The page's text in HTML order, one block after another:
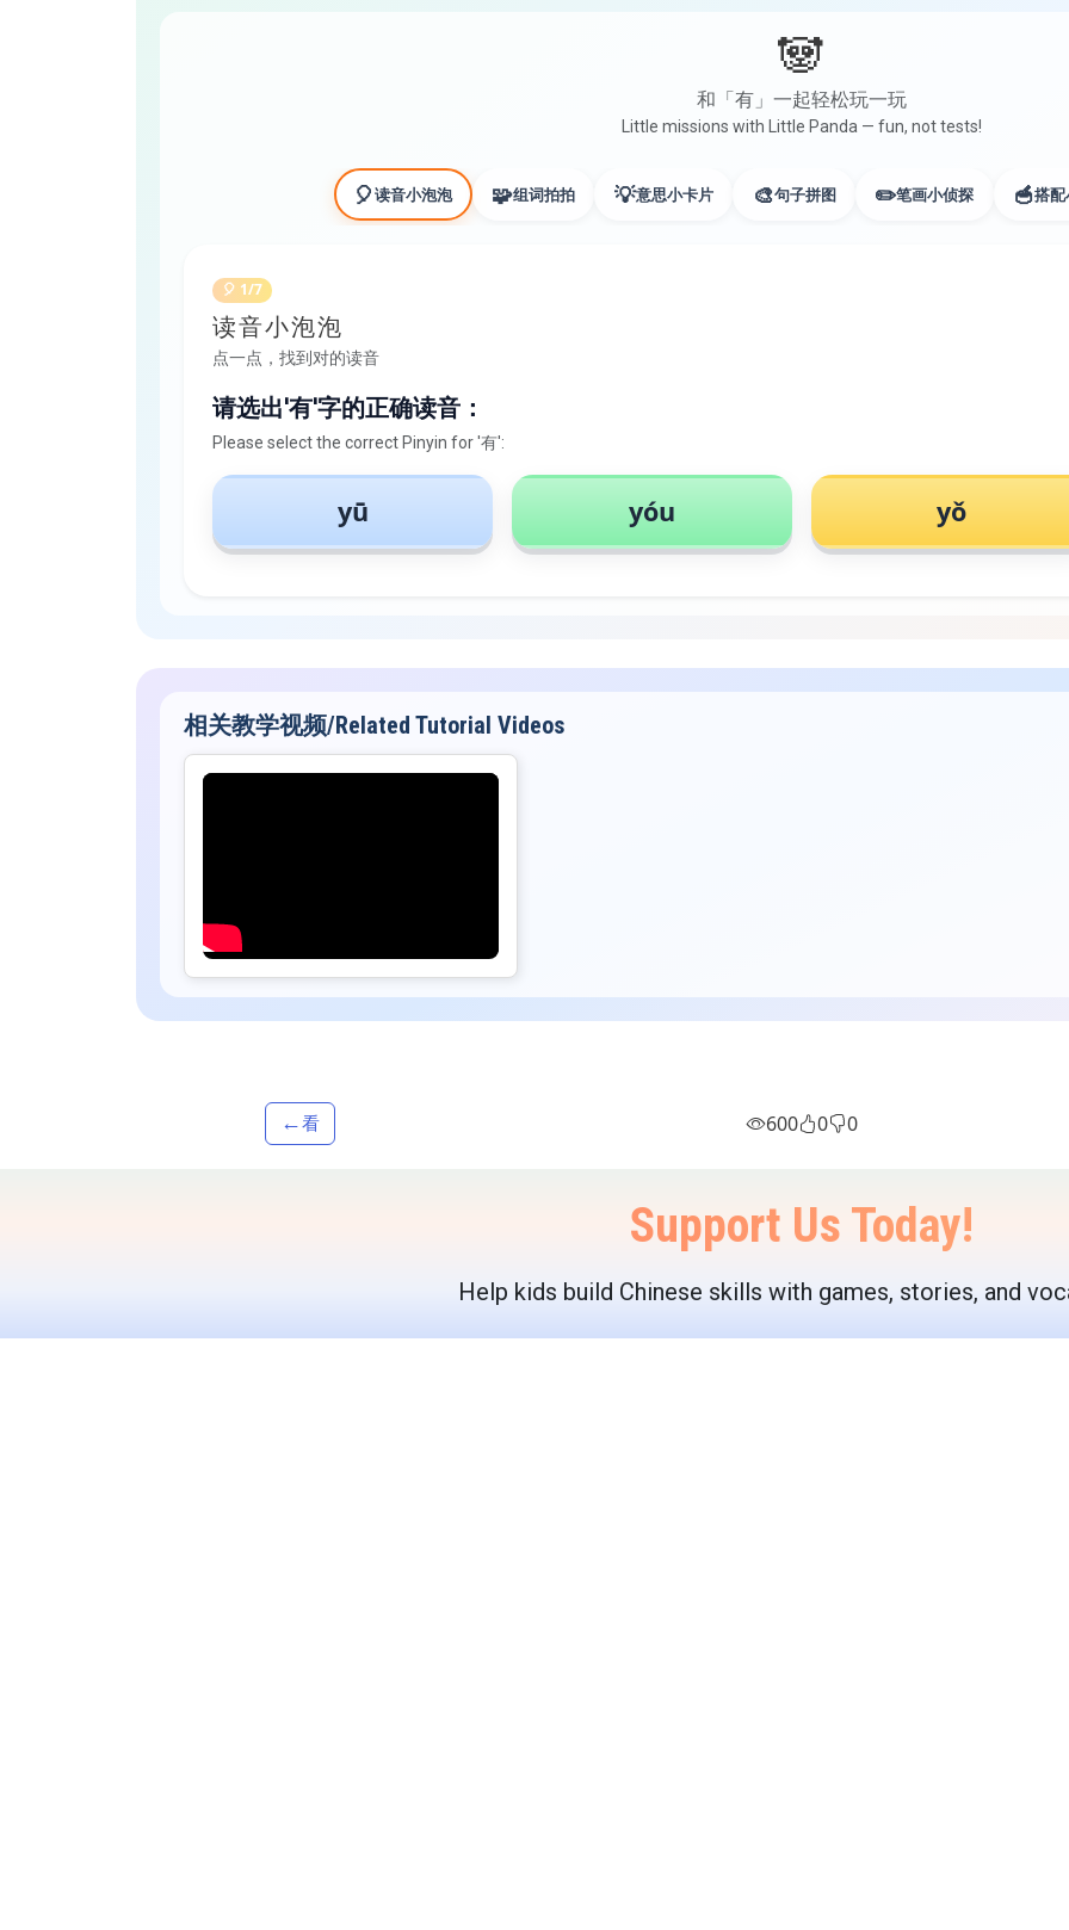
🐼
和「有」一起轻松玩一玩
Little missions with Little Panda — fun, not tests!
🎈读音小泡泡 🧩组词拍拍 💡意思小卡片 🎨句子拼图 ✏️笔画小侦探 🥣搭
🎈 1/7
读音小泡泡
点一点，找到对的读音
请选出'有'字的正确读音：
Please select the correct Pinyin for '有':
yū yóu yǒ
相关教学视频/Related Tutorial Videos
←看 600 0 0
Support Us Today!
Help kids build Chinese skills with games, stories, and